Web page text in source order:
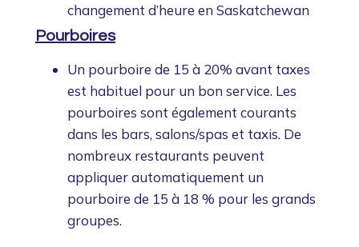
changement d’heure en Saskatchewan
Pourboires
Un pourboire de 15 à 20% avant taxes
est habituel pour un bon service. Les
pourboires sont également courants
dans les bars, salons/spas et taxis. De
nombreux restaurants peuvent
appliquer automatiquement un
pourboire de 15 à 18 % pour les grands
groupes.